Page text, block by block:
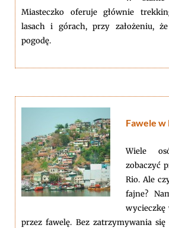
Miasteczko oferuje głównie
lasach i górach, przy założeniu,
pogodę.
Fawele w
Wiele
zobaczyć
Rio. Ale
fajne?
wycieczkę
przez fawelę. Bez zatrzymywania się